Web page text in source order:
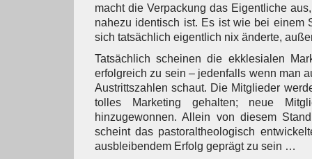
macht die Verpackung das Eigentliche
nahezu identisch ist. Es ist wie bei einem
sich tatsächlich eigentlich nix änderte,
Tatsächlich scheinen die ekklesialen
erfolgreich zu sein – jedenfalls wenn man
Austrittszahlen schaut. Die Mitglieder
tolles Marketing gehalten; neue
hinzugewonnen. Allein von diesem
scheint das pastoraltheologisch
ausbleibendem Erfolg geprägt zu sein …